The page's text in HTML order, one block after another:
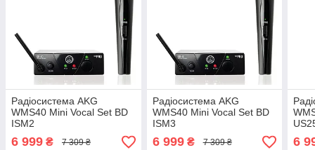
Радіосистема AKG
WMS40 Mini Vocal Set BD
ISM2
6 999 ₴ 7 309 ₴
Радіосистема AKG
WMS40 Mini Vocal Set BD
ISM3
6 999₴ 7 309 ₴ 6